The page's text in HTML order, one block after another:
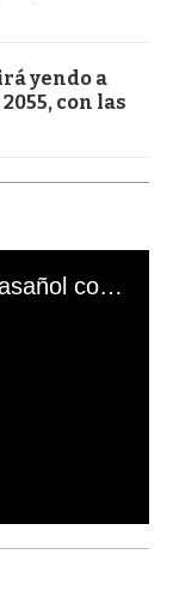
yendo a
con las
El mal momento de Yanina Gasañol con un hincha argentino en "Subrayado"